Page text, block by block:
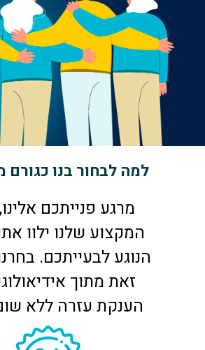
למה לבחור בנו כגורם
מרגע פנייתכם
המקצוע שלנו ילוו
הנוגע לבעייתכם.
זאת מתוך
הענקת עזרה ללא